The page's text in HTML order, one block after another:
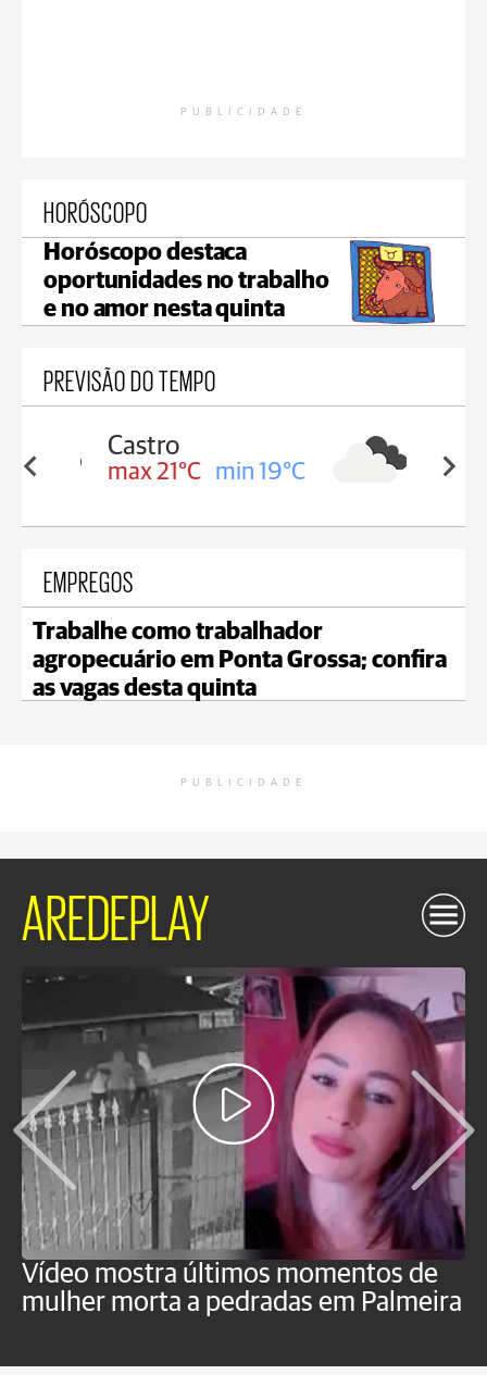
PUBLICIDADE
HORÓSCOPO
Horóscopo destaca
oportunidades no trabalho
e no amor nesta quinta
PREVISÃO DO TEMPO
19°C max 21°C min 18°C
EMPREGOS
Trabalhe como trabalhador
agropecuário em Ponta Grossa; confira
as vagas desta quinta
PUBLICIDADE
AREDEPLAY
Vídeo mostra últimos momentos de
mulher morta a pedradas em Palmeira